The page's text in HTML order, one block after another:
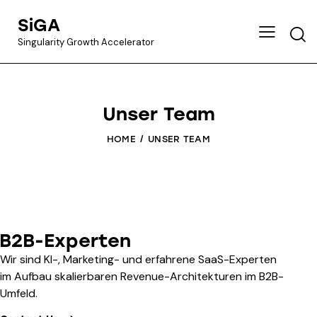
SiGA
Singularity Growth Accelerator
Unser Team
HOME UNSER TEAM
B2B-Experten
Wir sind KI-, Marketing- und erfahrene SaaS-Experten
im Aufbau skalierbaren Revenue-Architekturen im B2B-
Umfeld.